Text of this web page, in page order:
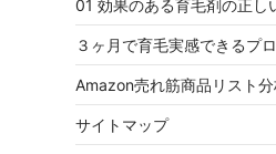
01 効果のある育毛剤の正し
３ヶ月で育毛実感できるプ
Amazon売れ筋商品リスト
サイトマップ